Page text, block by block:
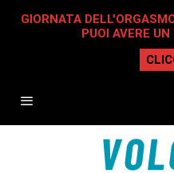
GIORNATA
PUOI AVERE